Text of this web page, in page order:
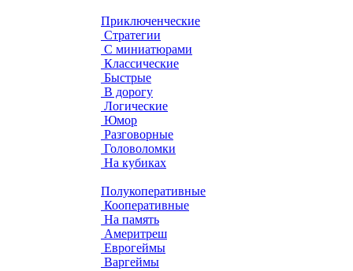
Приключенческие
Стратегии
С миниатюрами
Классические
Быстрые
В дорогу
Логические
Юмор
Разговорные
Головоломки
На кубиках
Полукоперативные
Кооперативные
На память
Америтреш
Еврогеймы
Варгеймы